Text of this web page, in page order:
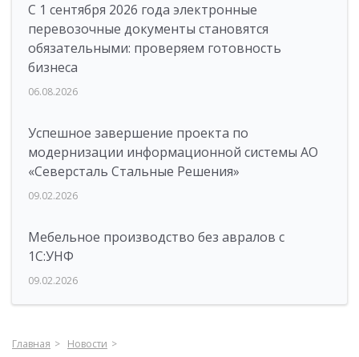
С 1 сентября 2026 года электронные
перевозочные документы становятся
обязательными: проверяем готовность
бизнеса
06.08.2026
Успешное завершение проекта по
модернизации информационной системы АО
«Северсталь Стальные Решения»
09.02.2026
Мебельное производство без авралов с
1С:УНФ
09.02.2026
Главная
Новости